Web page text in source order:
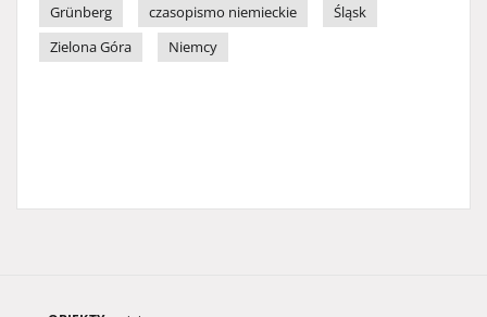
Grünberg
czasopismo niemieckie
Śląsk
Zielona Góra
Niemcy